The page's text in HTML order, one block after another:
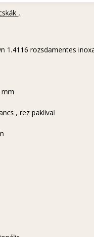
1.4116 rozsdamentes
mm
, rez paklival